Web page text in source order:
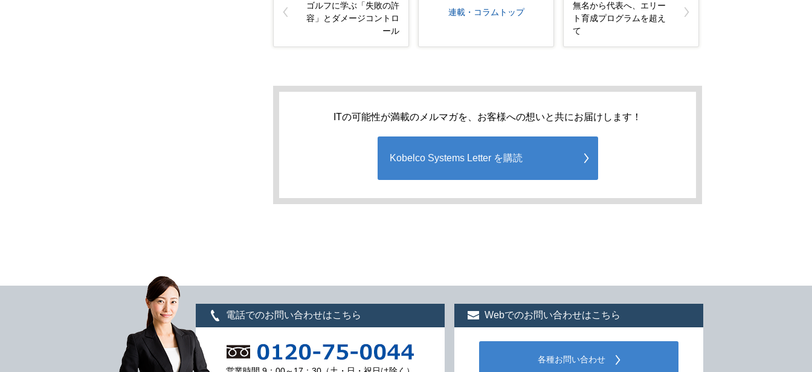
ゴルフに学ぶ「失敗の許
容」とダメージコントロ
ール
連載・コラムトップ
無名から代表へ、エリー
ト育成プログラムを超え
て
ITの可能性が満載のメルマガを、お客様への想いと共にお届けします！
Kobelco Systems Letter を購読
電話でのお問い合わせはこちら Webでのお問い合わせはこちら
各種お問い合わせ